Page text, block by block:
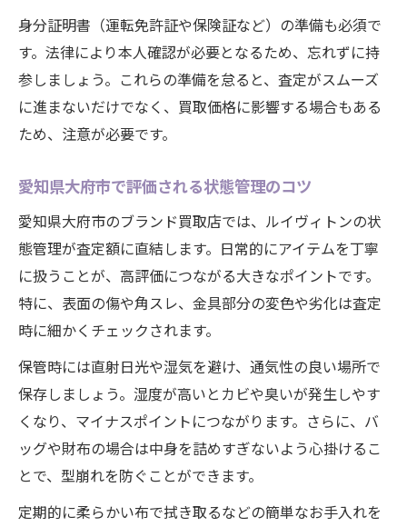
身分証明書（運転免許証や保険証など）の準備も必須で
す。法律により本人確認が必要となるため、忘れずに持
参しましょう。これらの準備を怠ると、査定がスムーズ
に進まないだけでなく、買取価格に影響する場合もある
ため、注意が必要です。
愛知県大府市で評価される状態管理のコツ
愛知県大府市のブランド買取店では、ルイヴィトンの状
態管理が査定額に直結します。日常的にアイテムを丁寧
に扱うことが、高評価につながる大きなポイントです。
特に、表面の傷や角スレ、金具部分の変色や劣化は査定
時に細かくチェックされます。
保管時には直射日光や湿気を避け、通気性の良い場所で
保存しましょう。湿度が高いとカビや臭いが発生しやす
くなり、マイナスポイントにつながります。さらに、バ
ッグや財布の場合は中身を詰めすぎないよう心掛けるこ
とで、型崩れを防ぐことができます。
定期的に柔らかい布で拭き取るなどの簡単なお手入れを